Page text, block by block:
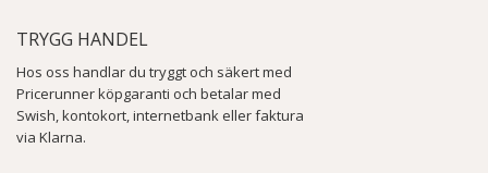
TRYGG HANDEL
Hos oss handlar du tryggt och säkert med
Pricerunner köpgaranti och betalar med
Swish, kontokort, internetbank eller faktura
via Klarna.